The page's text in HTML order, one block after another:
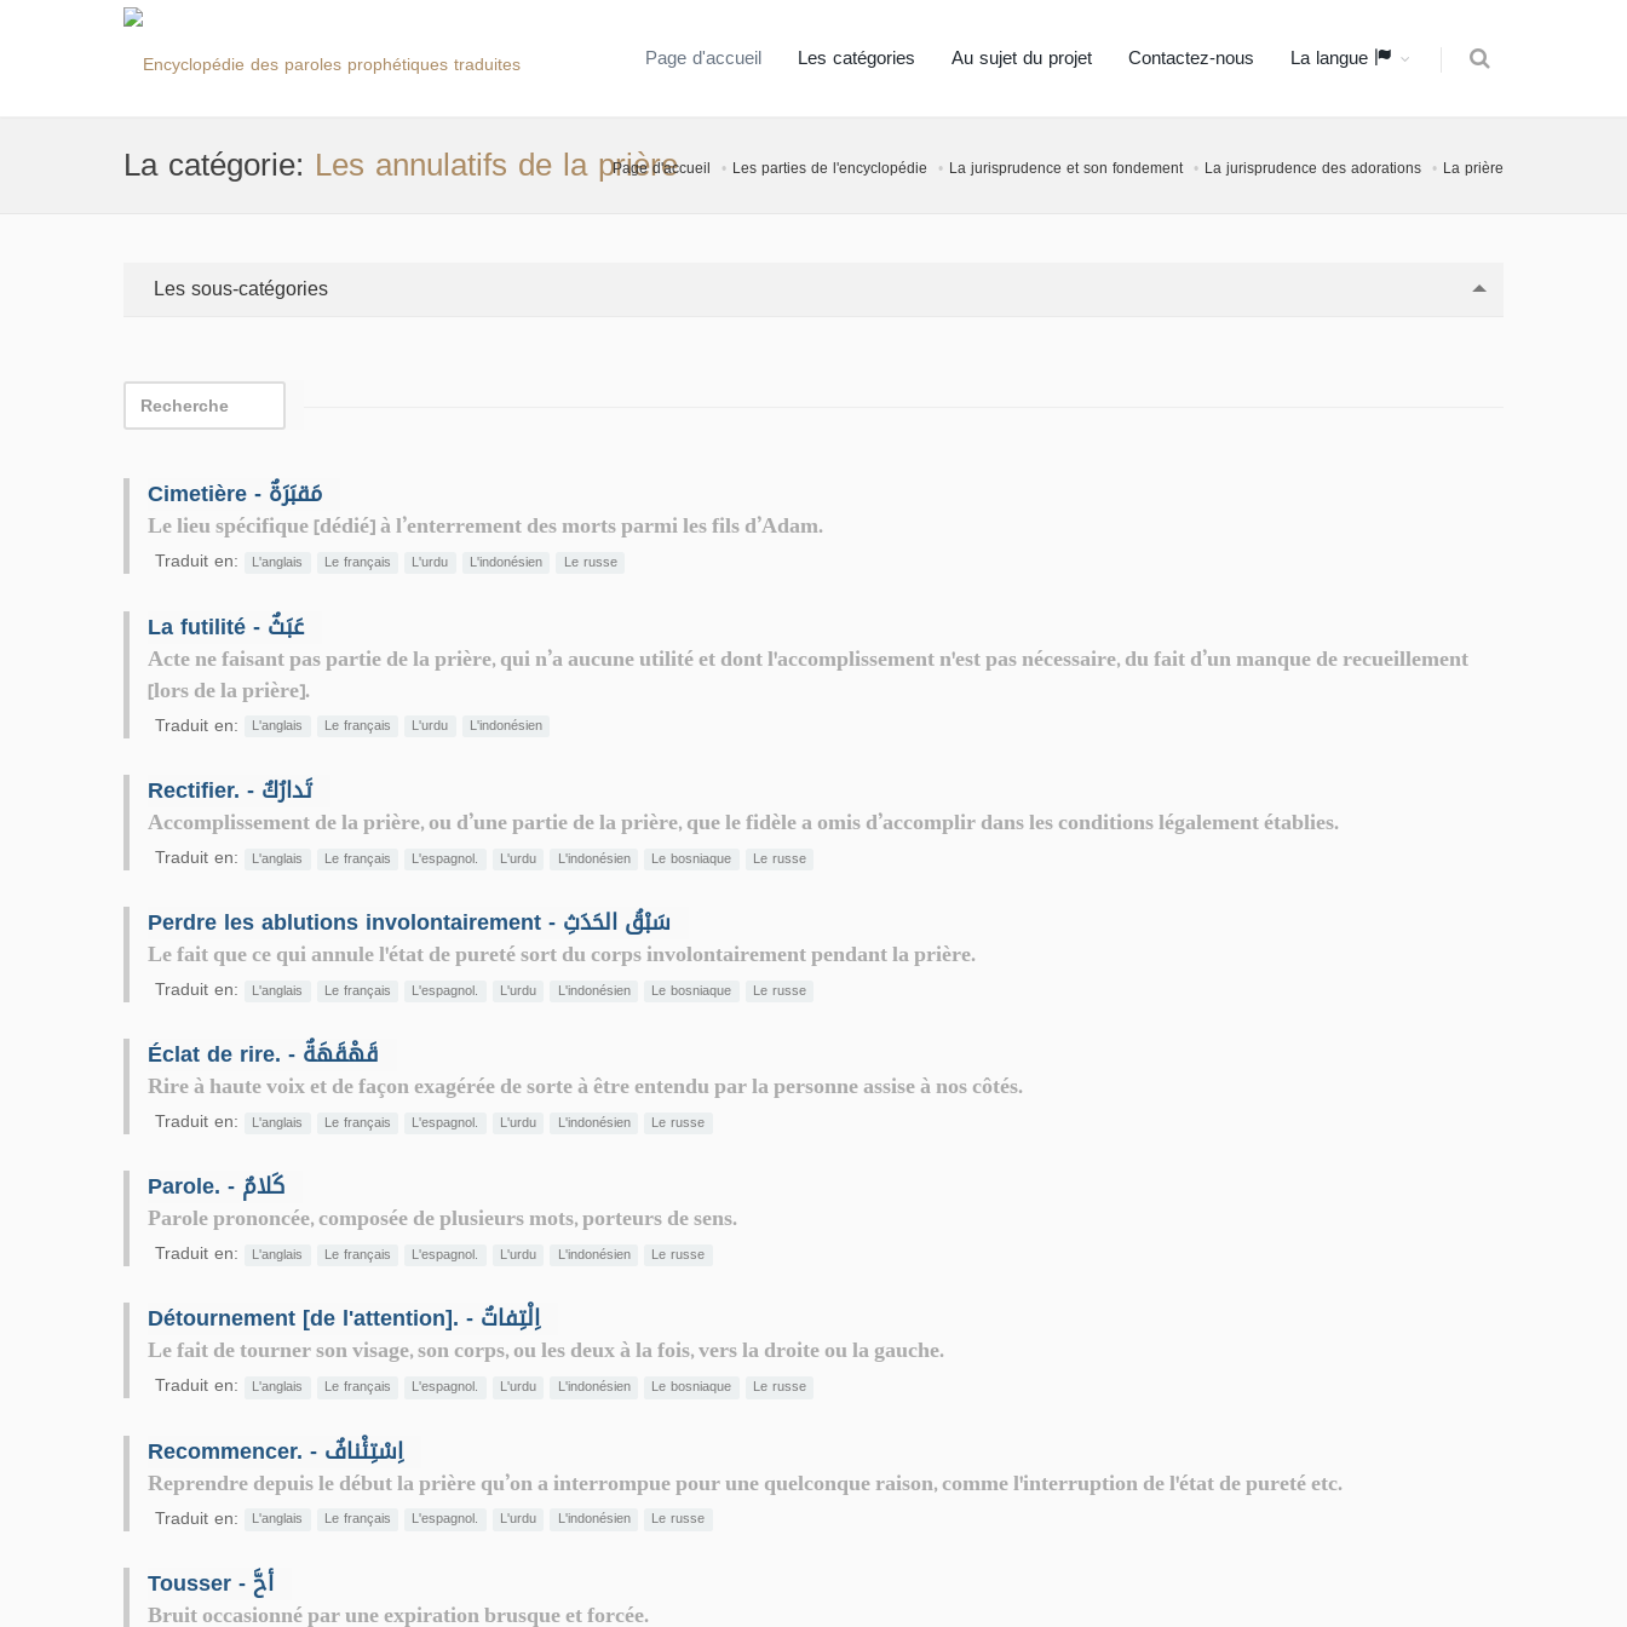
Page d'accueil Les catégories Au sujet du projet Contactez-nous La langue
La catégorie: Les annulatifs de la prière
Page d'accueil Les parties de l'encyclopédie La jurisprudence et son fondement La jurisprudence des adorations La prière
Les sous-catégories
Cimetière - مَقبَرَةٌ
Le lieu spécifique [dédié] à l’enterrement des morts parmi les fils d’Adam.
Traduit en: L'anglais Le français L'urdu L'indonésien Le russe
La futilité - عَبَثٌ
Acte ne faisant pas partie de la prière, qui n’a aucune utilité et dont l'accomplissement n'est pas nécessaire, du fait d’un manque de recueillement
[lors de la prière].
Traduit en: L'anglais Le français L'urdu L'indonésien
Rectifier. - تَدارُكٌ
Accomplissement de la prière, ou d’une partie de la prière, que le fidèle a omis d’accomplir dans les conditions légalement établies.
Traduit en: L'anglais Le français L'espagnol. L'urdu L'indonésien Le bosniaque Le russe
Perdre les ablutions involontairement - سَبْقُ الحَدَثِ
Le fait que ce qui annule l'état de pureté sort du corps involontairement pendant la prière.
Traduit en: L'anglais Le français L'espagnol. L'urdu L'indonésien Le bosniaque Le russe
Éclat de rire. - قَهْقَهَةٌ
Rire à haute voix et de façon exagérée de sorte à être entendu par la personne assise à nos côtés.
Traduit en: L'anglais Le français L'espagnol. L'urdu L'indonésien Le russe
Parole. - كَلامٌ
Parole prononcée, composée de plusieurs mots, porteurs de sens.
Traduit en: L'anglais Le français L'espagnol. L'urdu L'indonésien Le russe
Détournement [de l'attention]. - اِلْتِفاتٌ
Le fait de tourner son visage, son corps, ou les deux à la fois, vers la droite ou la gauche.
Traduit en: L'anglais Le français L'espagnol. L'urdu L'indonésien Le bosniaque Le russe
Recommencer. - اِسْتِئْنافٌ
Reprendre depuis le début la prière qu’on a interrompue pour une quelconque raison, comme l'interruption de l'état de pureté etc.
Traduit en: L'anglais Le français L'espagnol. L'urdu L'indonésien Le russe
Tousser - أحَّ
Bruit occasionné par une expiration brusque et forcée.